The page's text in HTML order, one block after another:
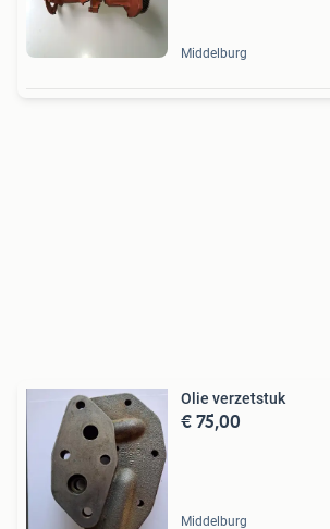
Middelburg
Olie verzetstuk
€ 75,00
Middelburg